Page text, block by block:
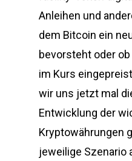
Anleihen und
dem Bitcoin ein
bevorsteht oder
im Kurs
wir uns jetzt mal
Entwicklung der
Kryptowährungen
jeweilige Szenario